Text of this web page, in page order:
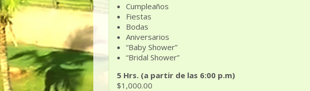
Cumpleaños
Fiestas
Bodas
Aniversarios
“Baby Shower”
“Bridal Shower”
5 Hrs. (a partir de las 6:00 p.m)
$1,000.00